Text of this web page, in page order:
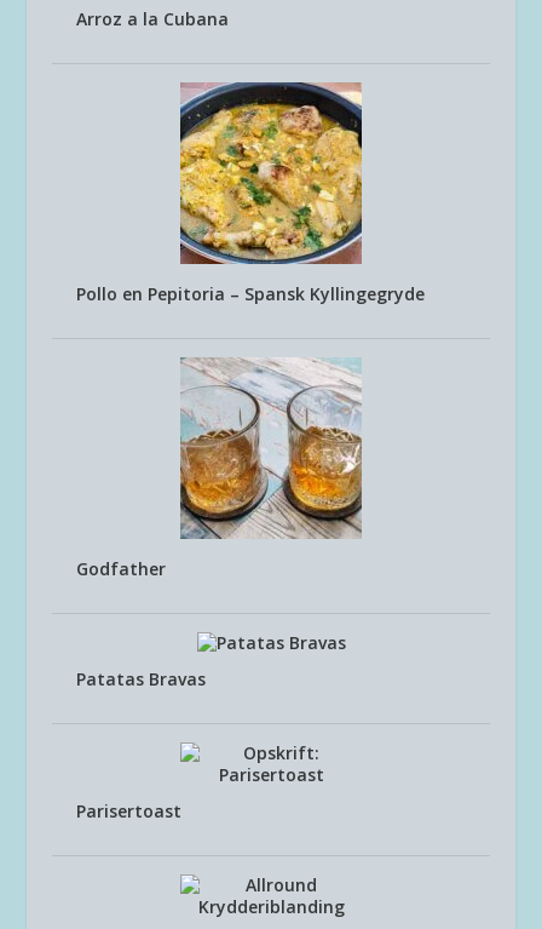
Arroz a la Cubana
Pollo en Pepitoria – Spansk Kyllingegryde
Godfather
Patatas Bravas
Parisertoast